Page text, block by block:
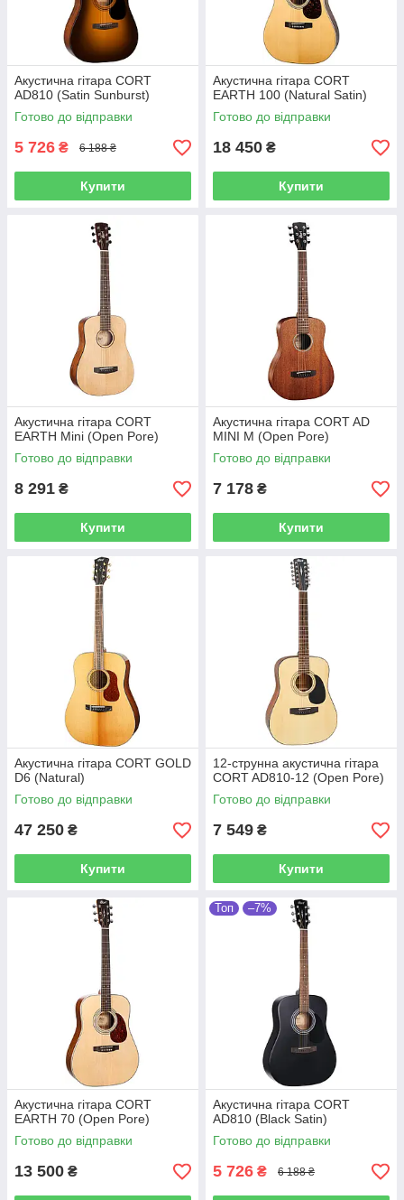
Акустична гітара CORT
AD810 (Satin Sunburst)
Готово до відправки
5 726 ₴ 6 188 ₴
Купити
Акустична гітара CORT
EARTH 100 (Natural Satin)
Готово до відправки
18 450 ₴
Купити
Акустична гітара CORT
EARTH Mini (Open Pore)
Готово до відправки
8 291 ₴
Купити
Акустична гітара CORT AD
MINI M (Open Pore)
Готово до відправки
7 178 ₴
Купити
Акустична гітара CORT GOLD
D6 (Natural)
Готово до відправки
47 250 ₴
Купити
12-струнна акустична гітара
CORT AD810-12 (Open Pore)
Готово до відправки
7 549 ₴
Купити
Акустична гітара CORT
EARTH 70 (Open Pore)
Готово до відправки
13 500 ₴
Топ –7%
Акустична гітара CORT
AD810 (Black Satin)
Готово до відправки
5 726 ₴ 6 188 ₴